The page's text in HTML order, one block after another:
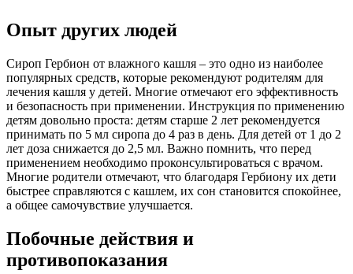
Опыт других людей
Сироп Гербион от влажного кашля – это одно из наиболее
популярных средств, которые рекомендуют родителям для
лечения кашля у детей. Многие отмечают его эффективность
и безопасность при применении. Инструкция по применению
детям довольно проста: детям старше 2 лет рекомендуется
принимать по 5 мл сиропа до 4 раз в день. Для детей от 1 до 2
лет доза снижается до 2,5 мл. Важно помнить, что перед
применением необходимо проконсультироваться с врачом.
Многие родители отмечают, что благодаря Гербиону их дети
быстрее справляются с кашлем, их сон становится спокойнее,
а общее самочувствие улучшается.
Побочные действия и
противопоказания